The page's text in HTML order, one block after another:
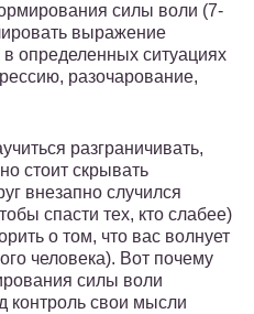
силы воли (7-
выражение
в определенных ситуациях
разочарование,
разграничивать,
стоит скрывать
внезапно случился
спасти тех, кто слабее)
о том, что вас волнует
человека). Вот почему
силы воли
контроль свои мысли